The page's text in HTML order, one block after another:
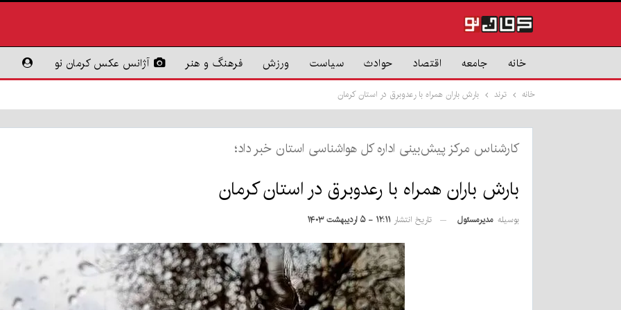
خانه جامعه اقتصاد حوادث سیاست ورزش فرهنگ و هنر آژانس عکس کرمان نو
خانه ترند بارش باران همراه با رعدوبرق در استان کرمان
کارشناس مرکز پیش‌بینی اداره کل هواشناسی استان خبر داد؛
بارش باران همراه با رعدوبرق در استان کرمان
بوسیله مدیرمسئول تاریخ انتشار ۱۲:۱۱ - ۵ اردیبهشت ۱۴۰۳